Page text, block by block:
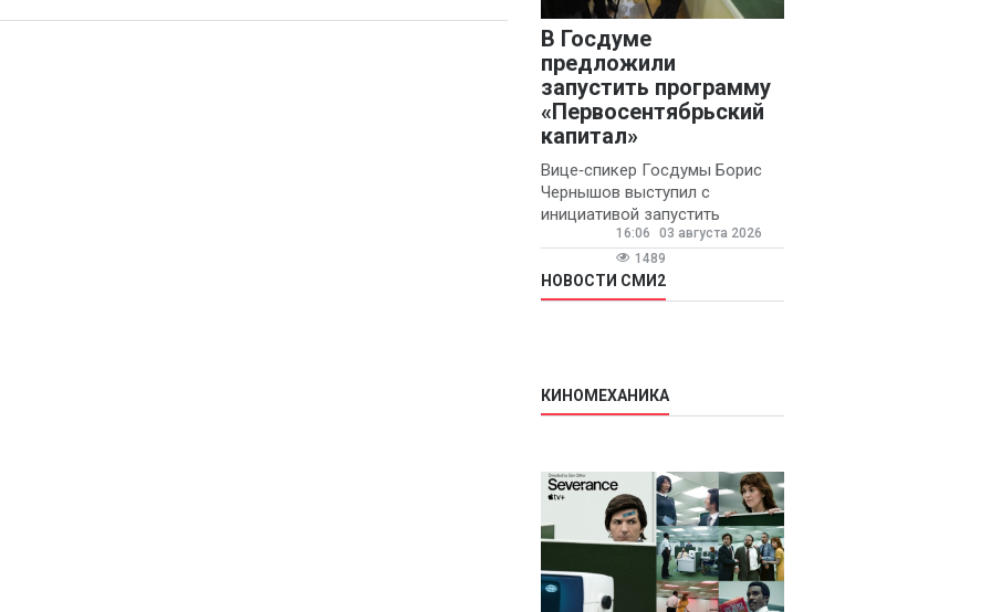
В Госдуме
предложили
запустить программу
«Первосентябрьский
капитал»
Вице‑спикер Госдумы Борис
Чернышов выступил с
инициативой запустить
ежегодную федеральную
программу
«Первосентябрьский капитал»
- она предполагает
16:06
03 августа 2026
1489
НОВОСТИ СМИ2
КИНОМЕХАНИКА